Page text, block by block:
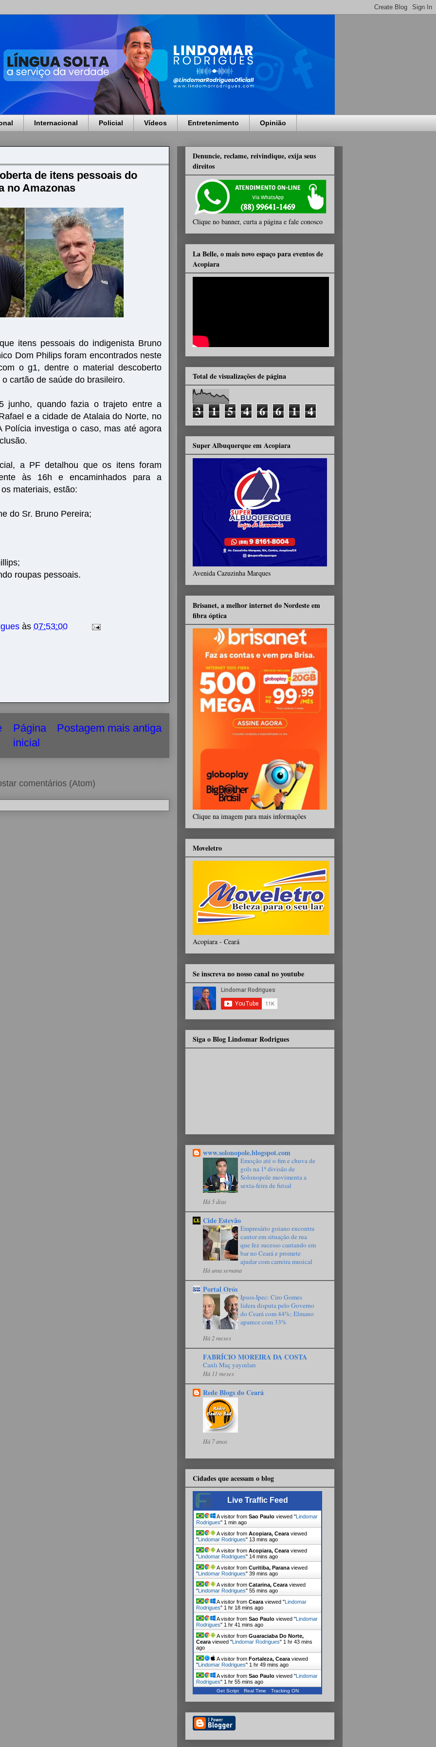
Internacional Policial Vídeos Entretenimento Opinião
de itens pessoais do
no Amazonas
itens pessoais do indigenista Bruno
Dom Philips foram encontrados neste
o g1, dentre o material descoberto
cartão de saúde do brasileiro.
junho, quando fazia o trajeto entre a
e a cidade de Atalaia do Norte, no
Polícia investiga o caso, mas até agora
a PF detalhou que os itens foram
às 16h e encaminhados para a
materiais, estão:
do Sr. Bruno Pereira;
roupas pessoais.
às 07:53:00
Postagem mais antiga
Página
inicial
comentários (Atom)
Denuncie, reclame, reivindique, exija seus
direitos
Clique no banner, curta a página e fale conosco
La Belle, o mais novo espaço para eventos de
Acopiara
Total de visualizações de página
3 1 5 4 6 6 1 4
Super Albuquerque em Acopiara
Avenida Cazuzinha Marques
Brisanet, a melhor internet do Nordeste em
fibra óptica
Clique na imagem para mais informações
Moveletro
Acopiara - Ceará
Se inscreva no nosso canal no youtube
Siga o Blog Lindomar Rodrigues
www.solonopole.blogspot.com
Emoção até o fim e chuva de
gols na 1ª divisão de
Solonopole movimenta a
sexta-feira de futsal
Há 5 dias
Cide Estevão
Empresário goiano encontra
cantor em situação de rua
que fez sucesso cantando em
bar no Ceará e promete
ajudar com carreira musical
Há uma semana
Portal Orós
Ipsos-Ipec: Ciro Gomes
lidera disputa pelo Governo
do Ceará com 44%; Elmano
aparece com 33%
Há 2 meses
FABRÍCIO MOREIRA DA COSTA
Canlı Maç yayınları
Há 11 meses
Rede Blogs do Ceará
Há 7 anos
Cidades que acessam o blog
Live Traffic Feed
A visitor from Sao Paulo viewed " Lindomar
Rodrigues" 1 min ago
A visitor from Acopiara, Ceara viewed
" Lindomar Rodrigues" 13 mins ago
A visitor from Acopiara, Ceara viewed
" Lindomar Rodrigues" 14 mins ago
A visitor from Curitiba, Parana viewed
" Lindomar Rodrigues" 39 mins ago
A visitor from Catarina, Ceara viewed
" Lindomar Rodrigues" 55 mins ago
A visitor from Ceara viewed " Lindomar
Rodrigues" 1 hr 18 mins ago
A visitor from Sao Paulo viewed " Lindomar
Rodrigues" 1 hr 41 mins ago
A visitor from Guaraciaba Do Norte,
Ceara viewed " Lindomar Rodrigues" 1 hr 43 mins
ago
A visitor from Fortaleza, Ceara viewed
" Lindomar Rodrigues" 1 hr 49 mins ago
A visitor from Sao Paulo viewed " Lindomar
Rodrigues" 1 hr 55 mins ago
Get Script Real Time Tracking ON